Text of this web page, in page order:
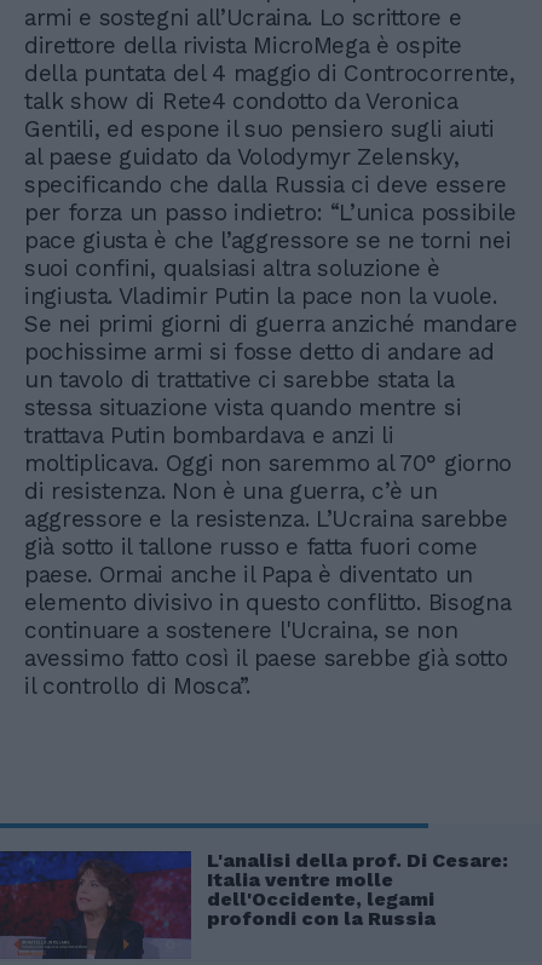
armi e sostegni all’Ucraina. Lo scrittore e
direttore della rivista MicroMega è ospite
della puntata del 4 maggio di Controcorrente,
talk show di Rete4 condotto da Veronica
Gentili, ed espone il suo pensiero sugli aiuti
al paese guidato da Volodymyr Zelensky,
specificando che dalla Russia ci deve essere
per forza un passo indietro: “L’unica possibile
pace giusta è che l’aggressore se ne torni nei
suoi confini, qualsiasi altra soluzione è
ingiusta. Vladimir Putin la pace non la vuole.
Se nei primi giorni di guerra anziché mandare
pochissime armi si fosse detto di andare ad
un tavolo di trattative ci sarebbe stata la
stessa situazione vista quando mentre si
trattava Putin bombardava e anzi li
moltiplicava. Oggi non saremmo al 70° giorno
di resistenza. Non è una guerra, c’è un
aggressore e la resistenza. L’Ucraina sarebbe
già sotto il tallone russo e fatta fuori come
paese. Ormai anche il Papa è diventato un
elemento divisivo in questo conflitto. Bisogna
continuare a sostenere l'Ucraina, se non
avessimo fatto così il paese sarebbe già sotto
il controllo di Mosca”.
L'analisi della prof. Di Cesare:
Italia ventre molle
dell'Occidente, legami
profondi con la Russia